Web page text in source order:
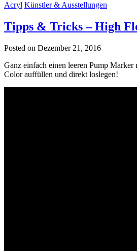
Acryl Künstler & Ausstellungen
Tipps & Tricks – High
Posted on Dezember 21, 2016
Ganz einfach einen leeren Pump
Color auffüllen und direkt loslegen!